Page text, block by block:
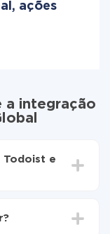
ações
a integração
Todoist e